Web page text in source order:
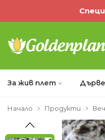
За жив плет
Начало Продукти